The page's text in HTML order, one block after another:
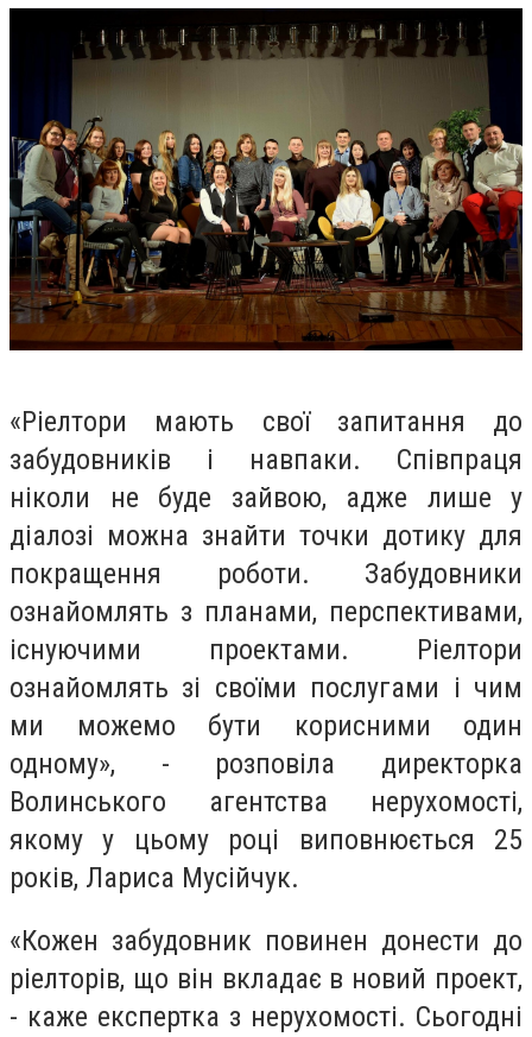
«Ріелтори мають свої запитання до
забудовників і навпаки. Співпраця
ніколи не буде зайвою, адже лише у
діалозі можна знайти точки дотику для
покращення роботи. Забудовники
ознайомлять з планами, перспективами,
існуючими проектами. Ріелтори
ознайомлять зі своїми послугами і чим
ми можемо бути корисними один
одному», - розповіла директорка
Волинського агентства нерухомості,
якому у цьому році виповнюється 25
років, Лариса Мусійчук.
«Кожен забудовник повинен донести до
ріелторів, що він вкладає в новий проект,
- каже експертка з нерухомості. Сьогодні